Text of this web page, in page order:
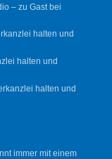
– zu Gast bei
halten und
halten und
halten und
immer mit einem